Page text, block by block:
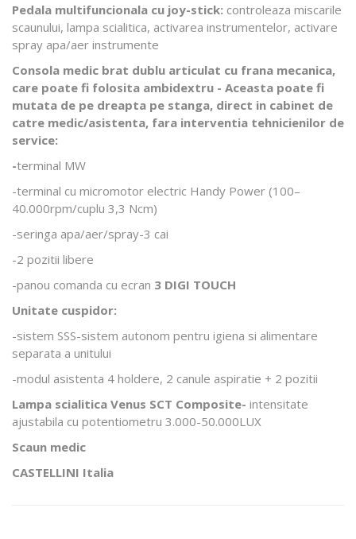
Pedala multifuncionala cu joy-stick: controleaza miscarile
scaunului, lampa scialitica, activarea instrumentelor, activare
spray apa/aer instrumente
Consola medic brat dublu articulat cu frana mecanica,
care poate fi folosita ambidextru - Aceasta poate fi
mutata de pe dreapta pe stanga, direct in cabinet de
catre medic/asistenta, fara interventia tehnicienilor de
service:
-terminal MW
-terminal cu micromotor electric Handy Power (100–
40.000rpm/cuplu 3,3 Ncm)
-seringa apa/aer/spray-3 cai
-2 pozitii libere
-panou comanda cu ecran 3 DIGI TOUCH
Unitate cuspidor:
-sistem SSS-sistem autonom pentru igiena si alimentare
separata a unitului
-modul asistenta 4 holdere, 2 canule aspiratie + 2 pozitii
Lampa scialitica Venus SCT Composite- intensitate
ajustabila cu potentiometru 3.000-50.000LUX
Scaun medic
CASTELLINI Italia